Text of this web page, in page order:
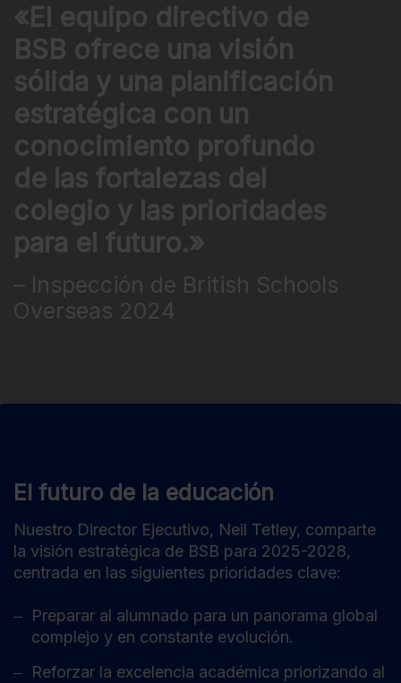
«El equipo directivo de
BSB ofrece una visión
sólida y una planificación
estratégica con un
conocimiento profundo
de las fortalezas del
colegio y las prioridades
para el futuro.»
– Inspección de British Schools
Overseas 2024
El futuro de la educación
Nuestro Director Ejecutivo, Neil Tetley, comparte
la visión estratégica de BSB para 2025-2028,
centrada en las siguientes prioridades clave:
Preparar al alumnado para un panorama global
complejo y en constante evolución.
Reforzar la excelencia académica priorizando al